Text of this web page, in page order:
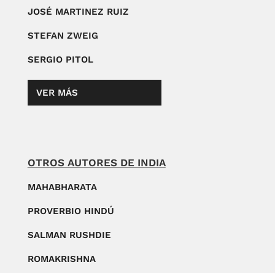
JOSÉ MARTINEZ RUIZ
STEFAN ZWEIG
SERGIO PITOL
VER MÁS
OTROS AUTORES DE INDIA
MAHABHARATA
PROVERBIO HINDÚ
SALMAN RUSHDIE
ROMAKRISHNA